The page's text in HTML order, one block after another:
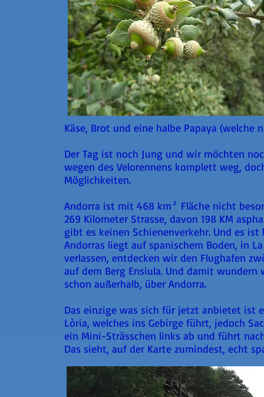
Käse, Brot und eine halbe Papaya (welche
Der Tag ist noch Jung und wir möchten
wegen des Velorennens komplett weg,
Möglichkeiten.
Andorra ist mit 468 km² Fläche nicht
269 Kilometer Strasse, davon 198 KM
gibt es keinen Schienenverkehr. Und es
Andorras liegt auf spanischem Boden, in
verlassen, entdecken wir den Flughafen
auf dem Berg Ensiula. Und damit
schon außerhalb, über Andorra.
Das einzige was sich für jetzt anbietet ist
Lòria, welches ins Gebirge führt, jedoch
ein Mini-Strässchen links ab und führt
Das sieht, auf der Karte zumindest, echt